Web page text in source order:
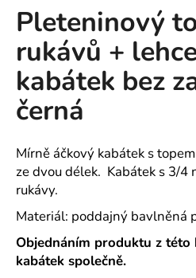
produktu
je
z
5
hvězdiček.
Pleteninový
rukávů +
kabátek bez
černá
Mírně áčkový kabátek s
ze dvou délek. Kabátek s 3/4
rukávy.
Materiál: poddajný bavlněná
Objednáním produktu z
kabátek společně.
D
o
p
o
r
u
u
j
e
m
e